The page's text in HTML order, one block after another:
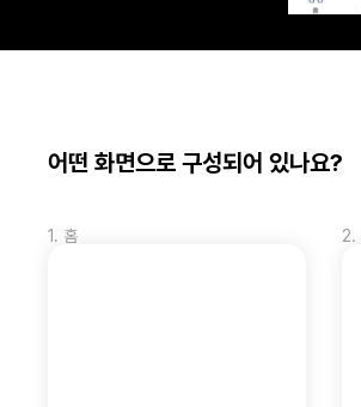
어떤 화면으로 구성되어 있나요?
1. 홈 2.